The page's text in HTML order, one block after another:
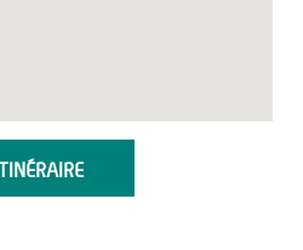
ITINÉRAIRE